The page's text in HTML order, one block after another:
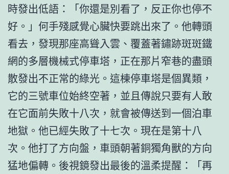
時發出低語：「你還是別看了，反正你也停不
好。」何手殘感覺心臟快要跳出來了。他轉頭
看去，發現那座高聳入雲、覆蓋著鏽跡斑斑鐵
網的多層機械式停車塔，正在那片窄巷的盡頭
散發出不正常的綠光。這棟停車塔是個異類，
它的三號車位始終空著，並且傳說只要有人敢
在它面前失敗十八次，就會被傳送到一個泊車
地獄。他已經失敗了十七次。現在是第十八
次。他打了方向盤，車頭朝著銅獨角獸的方向
猛地偏轉。後視鏡發出最後的溫柔提醒：「再